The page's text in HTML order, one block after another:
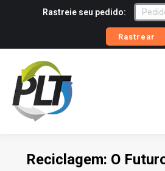
Rastreie seu pedido:
Rastrear
Reciclagem: O